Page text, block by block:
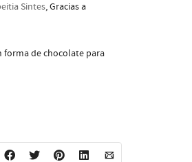
Sintes, Gracias a
forma de chocolate para